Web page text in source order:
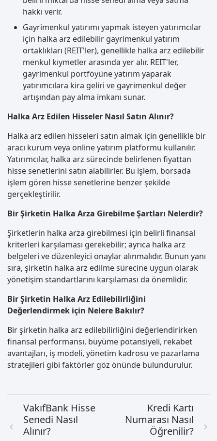
hakkı verir.
Gayrimenkul yatırımı yapmak isteyen yatırımcılar
için halka arz edilebilir gayrimenkul yatırım
ortaklıkları (REIT'ler), genellikle halka arz edilebilir
menkul kıymetler arasında yer alır. REIT'ler,
gayrimenkul portföyüne yatırım yaparak
yatırımcılara kira geliri ve gayrimenkul değer
artışından pay alma imkanı sunar.
Halka Arz Edilen Hisseler Nasıl Satın Alınır?
Halka arz edilen hisseleri satın almak için genellikle bir
aracı kurum veya online yatırım platformu kullanılır.
Yatırımcılar, halka arz sürecinde belirlenen fiyattan
hisse senetlerini satın alabilirler. Bu işlem, borsada
işlem gören hisse senetlerine benzer şekilde
gerçekleştirilir.
Bir Şirketin Halka Arza Girebilme Şartları Nelerdir?
Şirketlerin halka arza girebilmesi için belirli finansal
kriterleri karşılaması gerekebilir; ayrıca halka arz
belgeleri ve düzenleyici onaylar alınmalıdır. Bunun yanı
sıra, şirketin halka arz edilme sürecine uygun olarak
yönetişim standartlarını karşılaması da önemlidir.
Bir Şirketin Halka Arz Edilebilirliğini
Değerlendirmek için Nelere Bakılır?
Bir şirketin halka arz edilebilirliğini değerlendirirken
finansal performansı, büyüme potansiyeli, rekabet
avantajları, iş modeli, yönetim kadrosu ve pazarlama
stratejileri gibi faktörler göz önünde bulundurulur.
VakıfBank Hisse
Senedi Nasıl
Alınır?
Kredi Kartı
Numarası Nasıl
Öğrenilir?